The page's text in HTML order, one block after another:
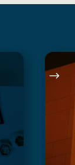
$